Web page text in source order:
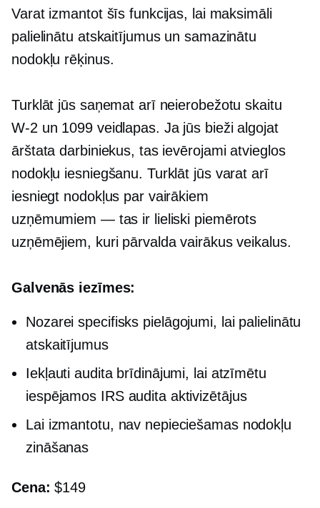
Varat izmantot šīs funkcijas, lai maksimāli
palielinātu atskaitījumus un samazinātu
nodokļu rēķinus.
Turklāt jūs saņemat arī neierobežotu skaitu
W-2 un 1099 veidlapas. Ja jūs bieži algojat
ārštata darbiniekus, tas ievērojami atvieglos
nodokļu iesniegšanu. Turklāt jūs varat arī
iesniegt nodokļus par vairākiem
uzņēmumiem — tas ir lieliski piemērots
uzņēmējiem, kuri pārvalda vairākus veikalus.
Galvenās iezīmes:
Nozarei specifisks pielāgojumi, lai palielinātu
atskaitījumus
Iekļauti audita brīdinājumi, lai atzīmētu
iespējamos IRS audita aktivizētājus
Lai izmantotu, nav nepieciešamas nodokļu
zināšanas
Cena:$149